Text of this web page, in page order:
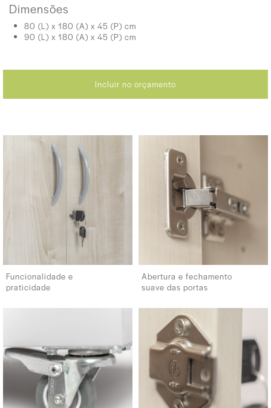
Dimensões
80 (L) x 180 (A) x 45 (P) cm
90 (L) x 180 (A) x 45 (P) cm
Incluir no orçamento
Funcionalidade e
praticidade
Abertura e fechamento
suave das portas